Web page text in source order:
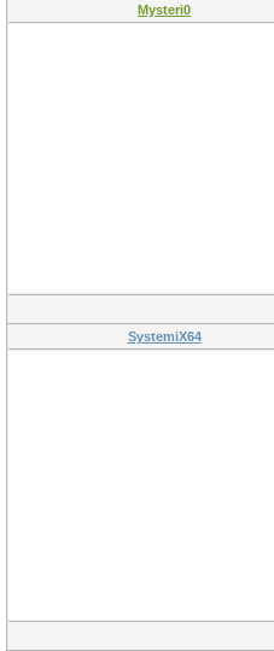
Mysteri0
SystemiX64